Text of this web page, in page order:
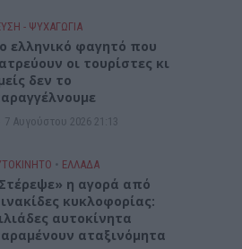
- ΨΥΧΑΓΩΓΊΑ
ελληνικό φαγητό που
οι τουρίστες κι
δεν το
7 Αυγούστου 2026 21:13
• ΕΛΛΑΔΑ
η αγορά από
κυκλοφορίας:
αυτοκίνητα
αταξινόμητα